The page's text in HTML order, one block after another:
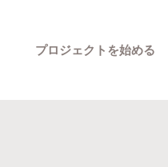
プロジェクトを始める